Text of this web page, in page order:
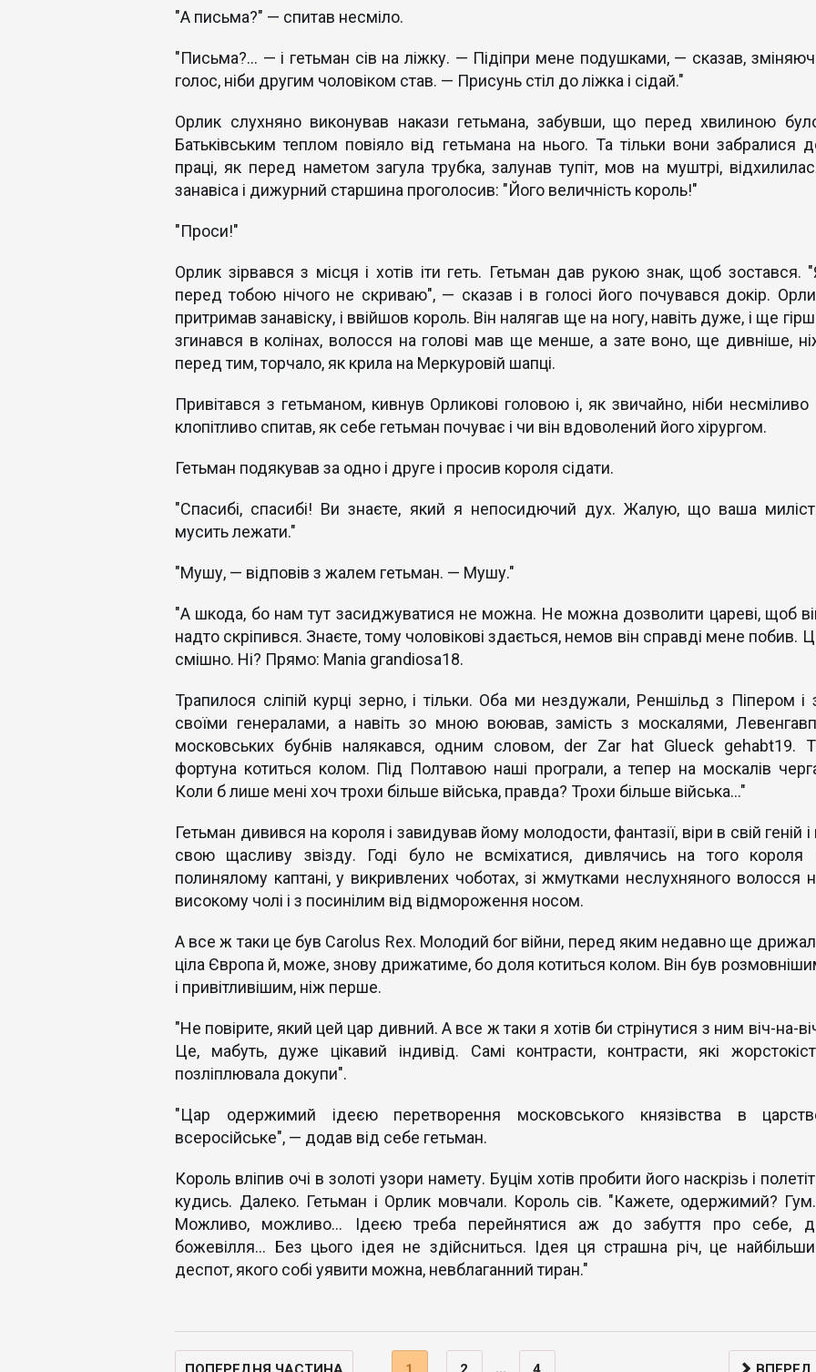
"А письма?" — спитав несміло.
"Письма?... — і гетьман сів на ліжку. — Підіпри мене подушками, — сказав,
голос, ніби другим чоловіком став. — Присунь стіл до ліжка і сідай."
Орлик слухняно виконував накази гетьмана, забувши, що перед хвилиною
Батьківським теплом повіяло від гетьмана на нього. Та тільки вони забралися
праці, як перед наметом загула трубка, залунав тупіт, мов на муштрі,
занавіса і дижурний старшина проголосив: "Його величність король!"
"Проси!"
Орлик зірвався з місця і хотів іти геть. Гетьман дав рукою знак, щоб зостався.
перед тобою нічого не скриваю", — сказав і в голосі його почувався докір.
притримав занавіску, і ввійшов король. Він налягав ще на ногу, навіть дуже, і ще
згинався в колінах, волосся на голові мав ще менше, а зате воно, ще дивніше,
перед тим, торчало, як крила на Меркуровій шапці.
Привітався з гетьманом, кивнув Орликові головою і, як звичайно, ніби несміливо
клопітливо спитав, як себе гетьман почуває і чи він вдоволений його хірургом.
Гетьман подякував за одно і друге і просив короля сідати.
"Спасибі, спасибі! Ви знаєте, який я непосидючий дух. Жалую, що ваша
мусить лежати."
"Мушу, — відповів з жалем гетьман. — Мушу."
"А шкода, бо нам тут засиджуватися не можна. Не можна дозволити цареві, щоб
надто скріпився. Знаєте, тому чоловікові здається, немов він справді мене побив.
смішно. Ні? Прямо: Mania gгandiosa18.
Трапилося сліпій курці зерно, і тільки. Оба ми нездужали, Реншільд з Піпером і
своїми генералами, а навіть зо мною воював, замість з москалями,
московських бубнів налякався, одним словом, der Zar hat Glueck gehabt19.
фортуна котиться колом. Під Полтавою наші програли, а тепер на москалів
Коли б лише мені хоч трохи більше війська, правда? Трохи більше війська..."
Гетьман дивився на короля і завидував йому молодости, фантазії, віри в свій геній і
свою щасливу звізду. Годі було не всміхатися, дивлячись на того короля
полинялому каптані, у викривлених чоботах, зі жмутками неслухняного волосся
високому чолі і з посинілим від відмороження носом.
А все ж таки це був Carolus Rex. Молодий бог війни, перед яким недавно ще
ціла Європа й, може, знову дрижатиме, бо доля котиться колом. Він був
і привітливішим, ніж перше.
"Не повірите, який цей цар дивний. А все ж таки я хотів би стрінутися з ним віч-на-
Це, мабуть, дуже цікавий індивід. Самі контрасти, контрасти, які
позліплювала докупи".
"Цар одержимий ідеєю перетворення московського князівства в
всеросійське", — додав від себе гетьман.
Король вліпив очі в золоті узори намету. Буцім хотів пробити його наскрізь і
кудись. Далеко. Гетьман і Орлик мовчали. Король сів. "Кажете, одержимий?
Можливо, можливо... Ідеєю треба перейнятися аж до забуття про себе,
божевілля... Без цього ідея не здійсниться. Ідея ця страшна річ, це
деспот, якого собі уявити можна, невблаганний тиран."
...